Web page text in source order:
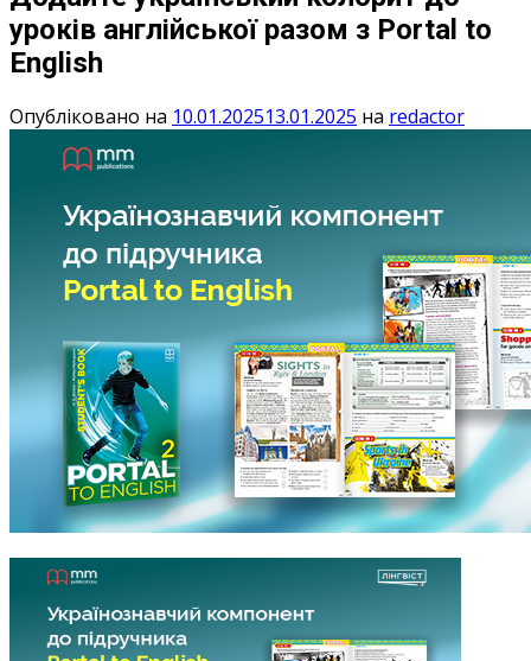
уроків англійської разом з Portal to
English
Опубліковано на 10.01.202513.01.2025 на redactor